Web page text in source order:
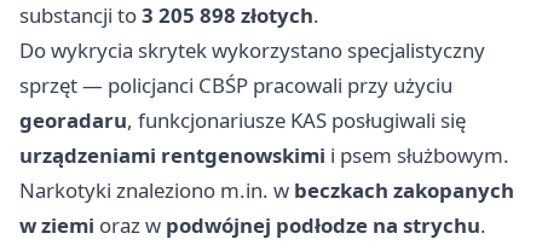
substancji to3 205 898 złotych.
Do wykrycia skrytek wykorzystano specjalistyczny
sprzęt — policjanci CBŚP pracowali przy użyciu
georadaru, funkcjonariusze KAS posługiwali się
urządzeniami rentgenowskimi i psem służbowym.
Narkotyki znaleziono m.in. w beczkach zakopanych
w ziemi oraz w podwójnej podłodze na strychu.